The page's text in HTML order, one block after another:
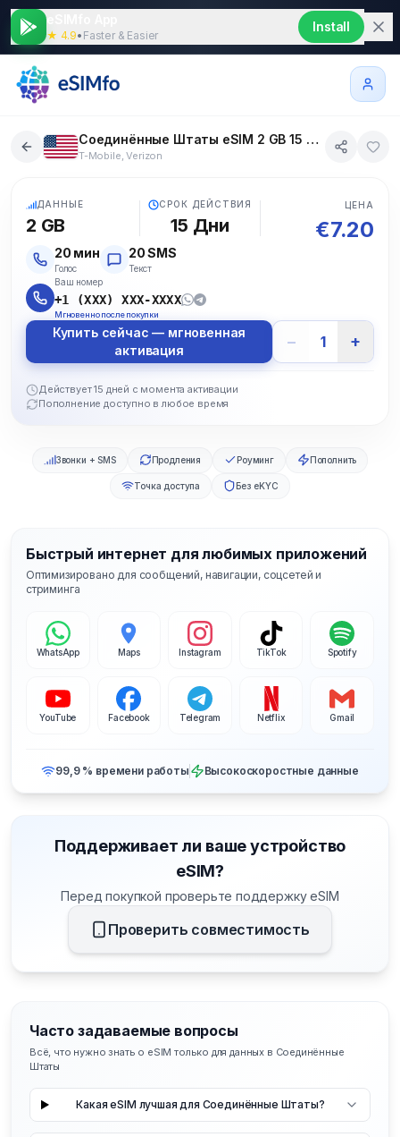
★ 4.9• Faster & Easier
Install
Соединённые Штаты eSIM 2 GB 15 дни 20 SMS 20 Голос
T-Mobile, Verizon
ДАННЫЕ
2 GB
СРОК ДЕЙСТВИЯ
15 Дни
ЦЕНА
€7.20
20 мин
Голос
20 SMS
Текст
Ваш номер
+1 (XXX) XXX-XXXX
Мгновенно после покупки
Купить сейчас — мгновенная
активация
− 1 +
Действует 15 дней с момента активации
Пополнение доступно в любое время
Звонки + SMS Продления Роуминг Пополнить
Точка доступа Без eKYC
Быстрый интернет для любимых приложений
Оптимизировано для сообщений, навигации, соцсетей и
стриминга
WhatsApp Maps Instagram TikTok Spotify
YouTube Facebook Telegram Netflix Gmail
99,9 % времени работы Высокоскоростные данные
Поддерживает ли ваше устройство
eSIM?
Перед покупкой проверьте поддержку eSIM
Проверить совместимость
Часто задаваемые вопросы
Всё, что нужно знать о eSIM только для данных в Соединённые
Штаты
Какая eSIM лучшая для Соединённые Штаты?